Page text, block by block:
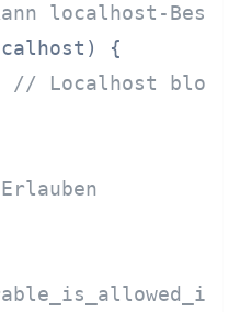
localhost-
{
// Localhost